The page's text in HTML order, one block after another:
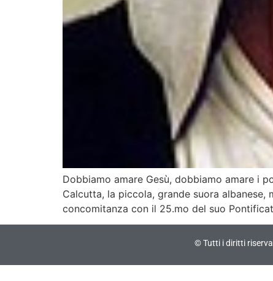
Dobbiamo amare Gesù, dobbiamo amare i
Calcutta, la piccola, grande suora
concomitanza con il 25.mo del suo
© Tutti i diritti